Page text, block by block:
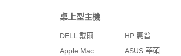
桌上型主機
DELL 戴爾
HP 惠普
Apple Mac
ASUS 華碩